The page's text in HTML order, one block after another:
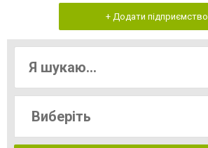
+ Додати підприємство